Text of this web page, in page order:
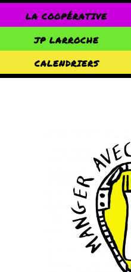
LA COOPÉRATIVE
JP LARROCHE
CALENDRIERS